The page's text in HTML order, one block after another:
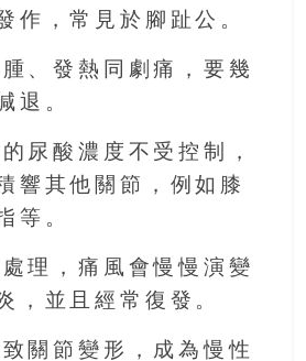
作，常見於腳趾公。
、發熱同劇痛，要幾
退。
尿酸濃度不受控制，
響其他關節，例如膝
等。
理，痛風會慢慢演變
，並且經常復發。
關節變形，成為慢性